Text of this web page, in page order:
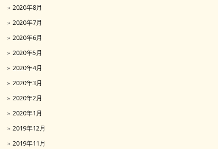
2020年8月
2020年7月
2020年6月
2020年5月
2020年4月
2020年3月
2020年2月
2020年1月
2019年12月
2019年11月